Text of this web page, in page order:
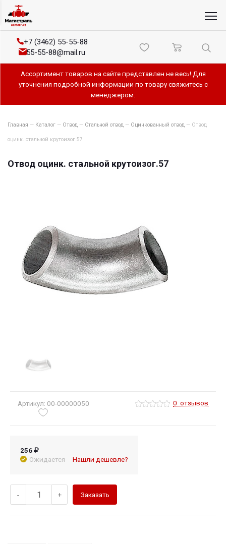
+7 (3462) 55-55-88
55-55-88@mail.ru
Ассортимент товаров на сайте представлен не весь! Для
уточнения подробной информации по товару свяжитесь с
менеджером.
Главная — Каталог — Отвод — Стальной отвод — Оцинкованный отвод — Отвод
оцинк. стальной крутоизог.57
Отвод оцинк. стальной крутоизог.57
Артикул: 00-00000050 0 отзывов
256
Ожидается
Нашли дешевле?
- + Заказать